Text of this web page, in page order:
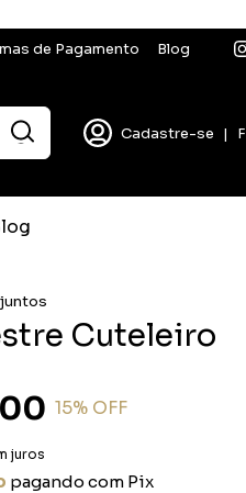
de Pagamento Blog
Cadastre-se |
Cuteleiro
15% OFF
juros
pagando com Pix